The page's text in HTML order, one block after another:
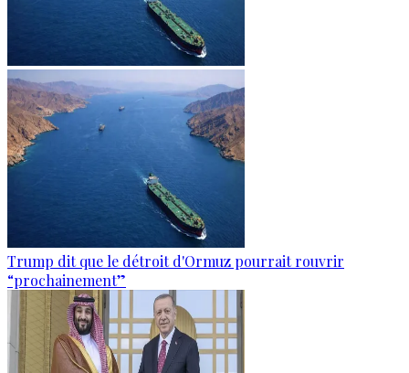
Trump dit que le détroit d'Ormuz pourrait rouvrir
“prochainement”